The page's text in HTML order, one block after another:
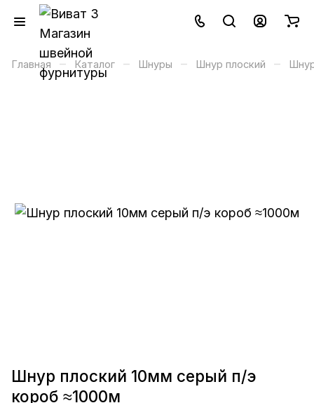
Главная – Каталог – Шнуры – Шнур плоский –
Шнур плоский 10мм серый п/э
короб ≈1000м